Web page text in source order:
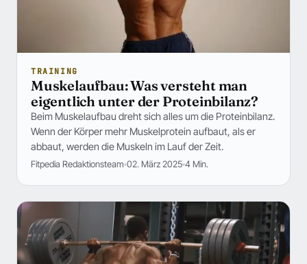
TRAINING
Muskelaufbau: Was versteht man
eigentlich unter der Proteinbilanz?
Beim Muskelaufbau dreht sich alles um die Proteinbilanz.
Wenn der Körper mehr Muskelprotein aufbaut, als er
abbaut, werden die Muskeln im Lauf der Zeit.
Fitpedia Redaktionsteam 02. März 2025 4 Min.